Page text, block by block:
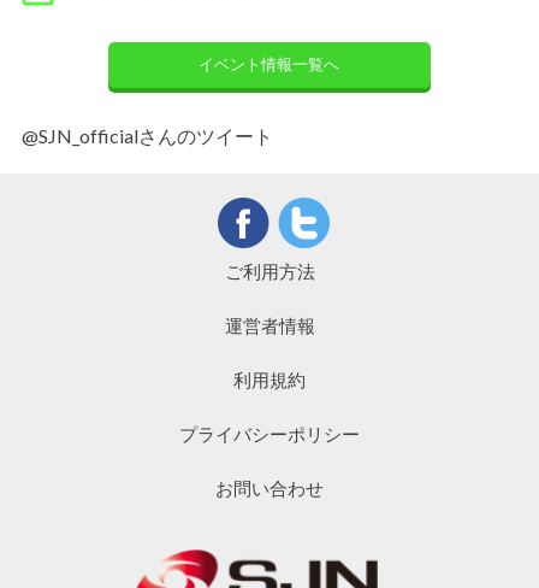
イベント情報一覧へ
@SJN_officialさんのツイート
ご利用方法
運営者情報
利用規約
プライバシーポリシー
お問い合わせ